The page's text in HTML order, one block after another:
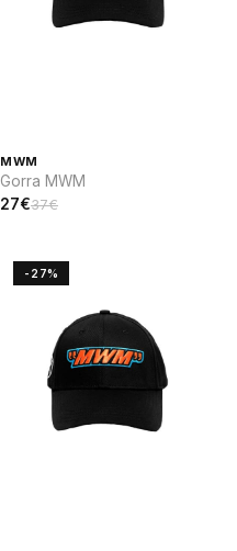
MWM
Gorra MWM
27€37€
-27%